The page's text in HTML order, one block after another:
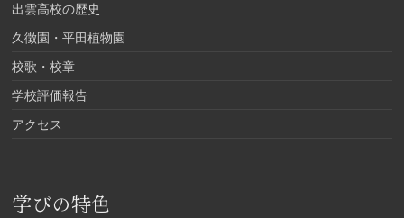
出雲高校の歴史
久徴園・平田植物園
校歌・校章
学校評価報告
アクセス
学びの特色